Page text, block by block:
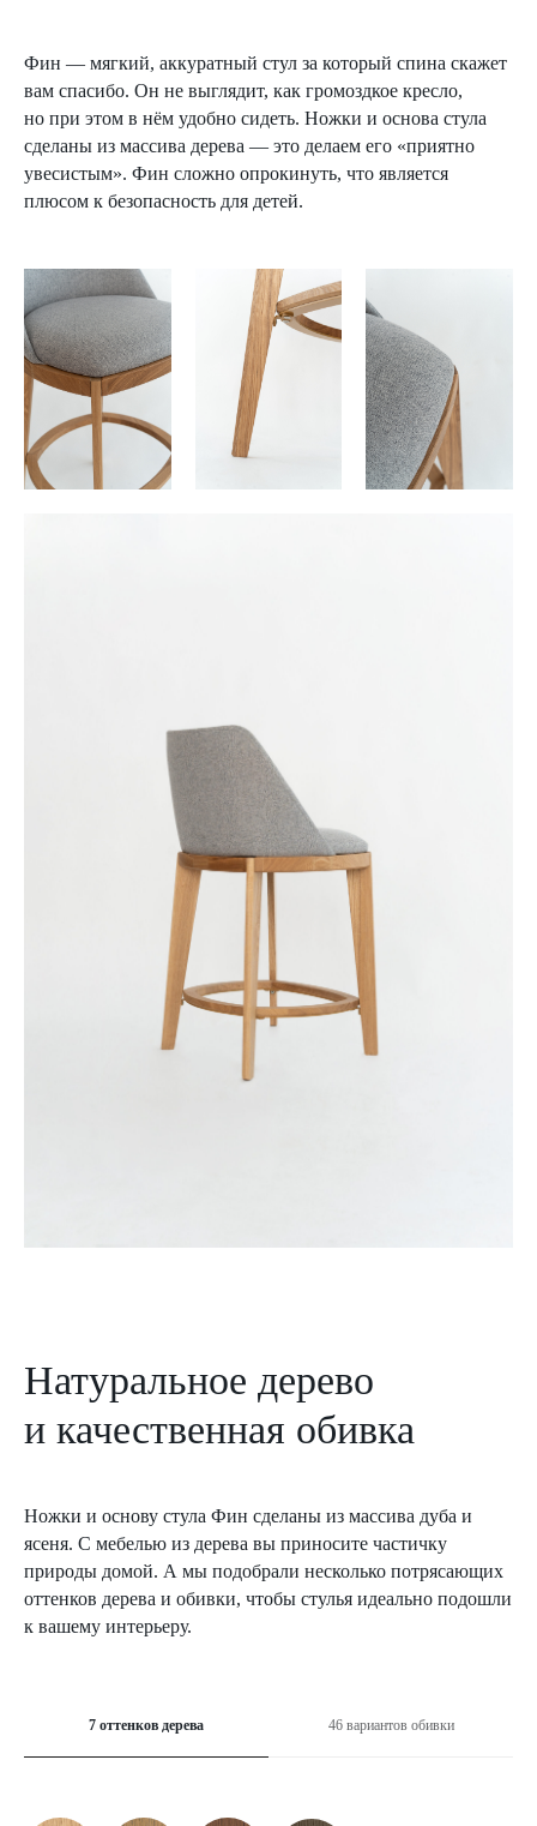
Фин — мягкий, аккуратный стул за который спина скажет
вам спасибо. Он не выглядит, как громоздкое кресло,
но при этом в нём удобно сидеть. Ножки и основа стула
сделаны из массива дерева — это делаем его «приятно
увесистым». Фин сложно опрокинуть, что является
плюсом к безопасность для детей.
Натуральное дерево
и качественная обивка
Ножки и основу стула Фин сделаны из массива дуба и
ясеня. С мебелью из дерева вы приносите частичку
природы домой. А мы подобрали несколько потрясающих
оттенков дерева и обивки, чтобы стулья идеально подошли
к вашему интерьеру.
7 оттенков дерева 46 вариантов обивки